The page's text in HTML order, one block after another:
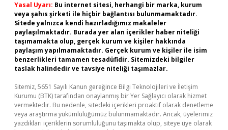
Yasal Uyarı: Bu internet sitesi, herhangi bir marka, kurum
veya şahıs şirketi ile hiçbir bağlantısı bulunmamaktadır.
Sitede yalnızca kendi hazırladığımız makaleler
paylaşılmaktadır. Burada yer alan içerikler haber niteliği
taşımamakta olup, gerçek kurum ve kişiler hakkında
paylaşım yapılmamaktadır. Gerçek kurum ve kişiler ile isim
benzerlikleri tamamen tesadüfidir. Sitemizdeki bilgiler
taslak halindedir ve tavsiye niteliği taşımazlar.
Sitemiz, 5651 Sayılı Kanun gereğince Bilgi Teknolojileri ve İletişim
Kurumu (BTK) tarafından onaylanmış bir Yer Sağlayıcı olarak hizmet
vermektedir. Bu nedenle, sitedeki içerikleri proaktif olarak denetleme
veya araştırma yükümlülüğümüz bulunmamaktadır. Ancak, üyelerimiz
yazdıkları içeriklerin sorumluluğunu taşımakta olup, siteye üye olarak